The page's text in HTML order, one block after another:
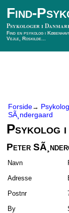
Find-
Psykologer i
Find en psykolog i
Vejle, Roskilde...
Forside→
SÃ¸ndergaard
Psykolog i
Peter
Navn
Adresse
Postnr
By